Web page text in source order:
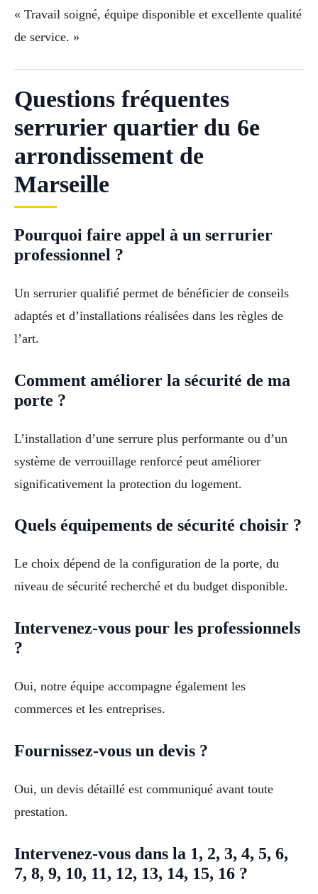
« Travail soigné, équipe disponible et excellente qualité
de service. »
Questions fréquentes
serrurier quartier du 6e
arrondissement de
Marseille
Pourquoi faire appel à un serrurier
professionnel ?
Un serrurier qualifié permet de bénéficier de conseils
adaptés et d’installations réalisées dans les règles de
l’art.
Comment améliorer la sécurité de ma
porte ?
L’installation d’une serrure plus performante ou d’un
système de verrouillage renforcé peut améliorer
significativement la protection du logement.
Quels équipements de sécurité choisir ?
Le choix dépend de la configuration de la porte, du
niveau de sécurité recherché et du budget disponible.
Intervenez-vous pour les professionnels
?
Oui, notre équipe accompagne également les
commerces et les entreprises.
Fournissez-vous un devis ?
Oui, un devis détaillé est communiqué avant toute
prestation.
Intervenez-vous dans la 1, 2, 3, 4, 5, 6,
7, 8, 9, 10, 11, 12, 13, 14, 15, 16 ?